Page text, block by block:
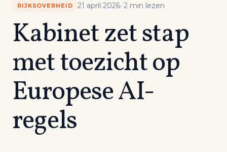
RIJKSOVERHEID 21 april 2026· 2 min lezen
Kabinet zet stap
met toezicht op
Europese AI-
regels